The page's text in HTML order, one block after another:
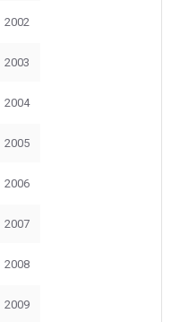
2002
2003
2004
2005
2006
2007
2008
2009